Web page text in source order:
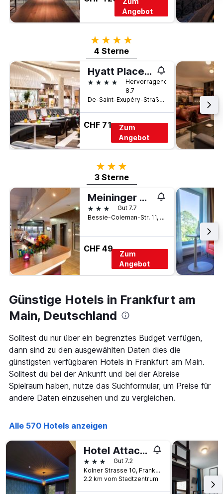
Angebot
4 Sterne
4 Sterne
Hyatt Place Frankfurt Airport
4 Sterne
Hervorragend
8.7
De-Saint-Exupéry-Straße 4, Frankfurt am Main, Hessen, Deutschland
CHF 71
Zum
Angebot
3 Sterne
3 Sterne
Meininger Hotel Frankfurt Main / Airport
3 SterneGut 7.7
Bessie-Coleman-Str. 11, Frankfurt am Main, Hessen, Deutschland
CHF 49
Zum
Angebot
Günstige Hotels in Frankfurt am
Main, Deutschland
Solltest du nur über ein begrenztes Budget verfügen,
dann sind zu den ausgewählten Daten dies die
günstigsten verfügbaren Hotels in Frankfurt am Main.
Solltest du bei der Ankunft und bei der Abreise
Spielraum haben, nutze das Suchformular, um Preise für
andere Daten einzusehen und zu vergleichen.
Alle 570 Hotels anzeigen
Hotel Attaché
3 SterneGut 7.2
Kolner Strasse 10, Frankfurt Am Main, Frankfurt am Main, Hessen, Deutschland
2.2 km vom Stadtzentrum